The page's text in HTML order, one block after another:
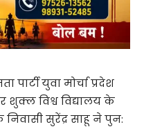
युवा मोर्चा प्रदेश
शुक्ल विश्व विद्यालय के
निवासी सुरेंद्र साहू ने पुन: